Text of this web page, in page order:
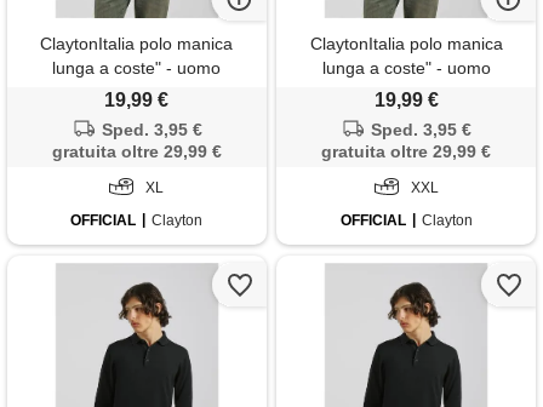
ClaytonItalia polo manica
lunga a coste" - uomo
19,99 €
Sped. 3,95 €
gratuita oltre 29,99 €
XL
OFFICIAL
Clayton
ClaytonItalia polo manica
lunga a coste" - uomo
19,99 €
Sped. 3,95 €
gratuita oltre 29,99 €
XXL
OFFICIAL
Clayton